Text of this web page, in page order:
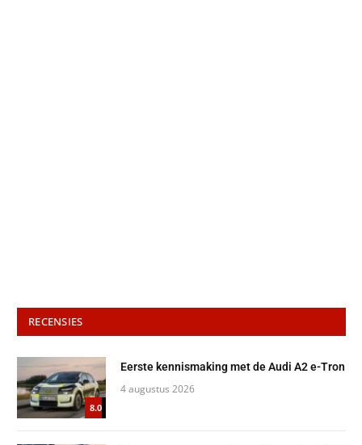
RECENSIES
8.0
Eerste kennismaking met de Audi A2 e-Tron
4 augustus 2026